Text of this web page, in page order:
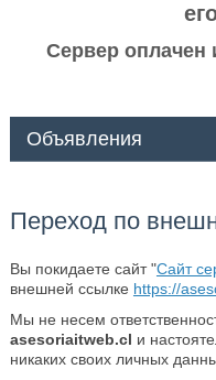
Сервер оплачен
Объявления
Переход по
Вы покидаете сайт "Сайт
внешней ссылке https://
Мы не несем
asesoriaitweb.cl и
никаких своих личных